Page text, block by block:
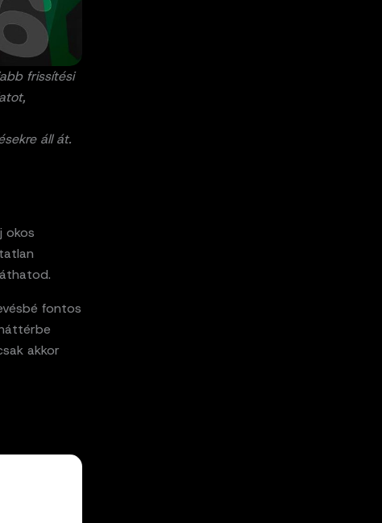
frissítési
áll át.
okos
fontos
akkor